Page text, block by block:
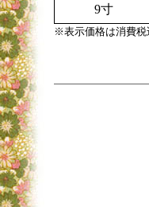
9寸
※表示価格は消費税